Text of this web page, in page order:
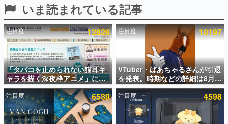
殿堂入り記事
SNS拡散数が数千以上！ ページビュー数万以上！ などな
ど。多くの人々に読まれた、電ファミ渾身の“殿堂入り”記
事をまとめました。
ゲームの企画書
名作ゲームクリエイターの方々に製作時のエピソードをお
聞きし、ヒットする企画（ゲーム）とは何か？を探ってい
きます。
赫本
この物語を解いてはいけない。『赫本』は、〈試験問題〉
の形をした短編ホラー小説集です。
いま読まれている記事
注目度 12826
「タバコを止められない猫耳キ
ャラを描く深夜枠アニメ」に視
聴者の一部から批判意見。違法
薬物の使用と思しき描写も含め
て、BPOが議論を交わす
注目度 10197
VTuber・ばあちゃるさんが引退
を発表。時期などの詳細は8月9
日15時からの配信で説明
注目度 6589 注目度 4598